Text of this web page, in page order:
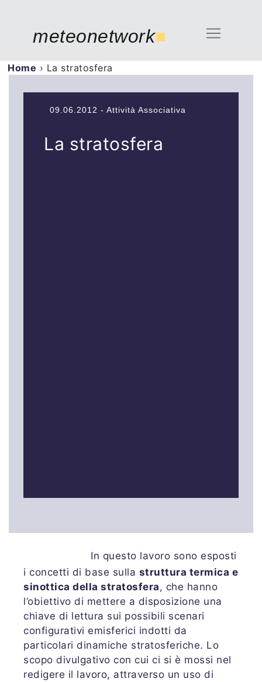
meteonetwork■
Home › La stratosfera
09.06.2012 - Attività Associativa
La stratosfera
In questo lavoro sono esposti
i concetti di base sulla struttura termica e
sinottica della stratosfera , che hanno
l’obiettivo di mettere a disposizione una
chiave di lettura sui possibili scenari
configurativi emisferici indotti da
particolari dinamiche stratosferiche. Lo
scopo divulgativo con cui ci si è mossi nel
redigere il lavoro, attraverso un uso di